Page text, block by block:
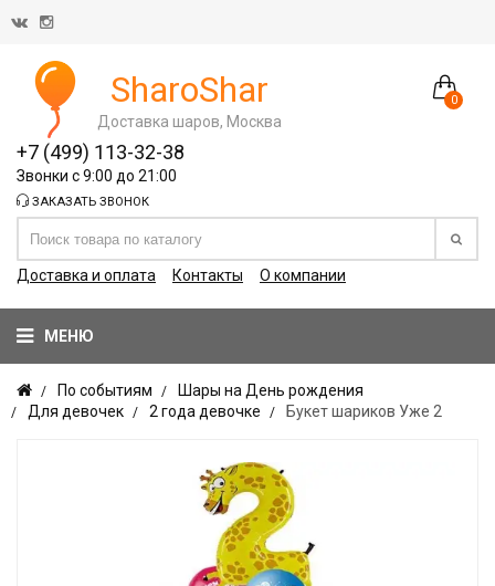
0
SharoShar
Доставка шаров, Москва
+7 (499) 113-32-38
Звонки с 9:00 до 21:00
ЗАКАЗАТЬ ЗВОНОК
Доставка и оплата Контакты О компании
МЕНЮ
По событиям
Шары на День рождения
Для девочек
2 года девочке Букет шариков Уже 2